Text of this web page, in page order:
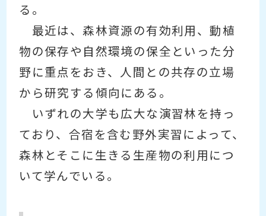
る。
最近は、森林資源の有効利用、動植
物の保存や自然環境の保全といった分
野に重点をおき、人間との共存の立場
から研究する傾向にある。
いずれの大学も広大な演習林を持っ
ており、合宿を含む野外実習によって、
森林とそこに生きる生産物の利用につ
いて学んでいる。